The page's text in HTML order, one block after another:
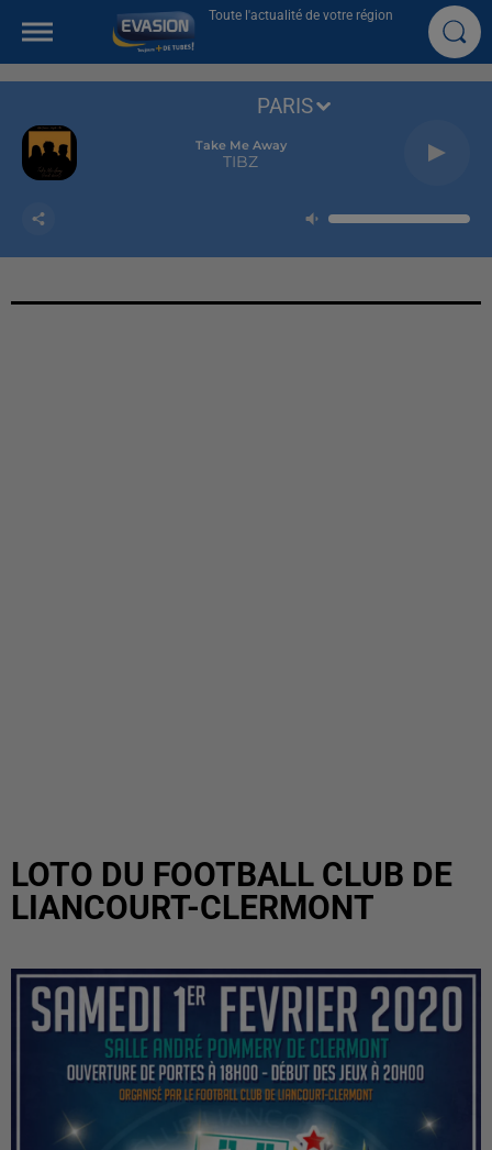
Toute l'actualité de votre région
Take Me Away
TIBZ
PARIS
LOTO DU FOOTBALL CLUB DE
LIANCOURT-CLERMONT